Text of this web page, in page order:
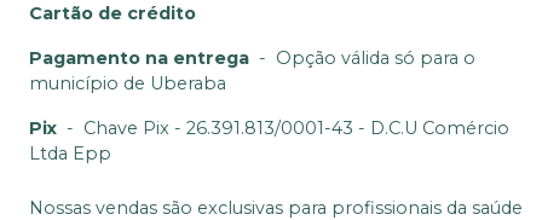
Cartão de crédito
Pagamento na entrega - Opção válida só para o
município de Uberaba
Pix - Chave Pix - 26.391.813/0001-43 - D.C.U Comércio
Ltda Epp
Nossas vendas são exclusivas para profissionais da saúde